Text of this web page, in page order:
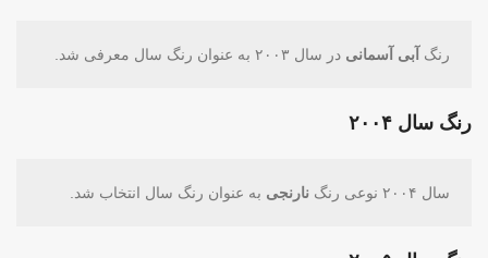
رنگ آبی آسمانی در سال ۲۰۰۳ به عنوان رنگ سال معرفی شد.
رنگ سال ۲۰۰۴
سال ۲۰۰۴ نوعی رنگ نارنجی به عنوان رنگ سال انتخاب شد.